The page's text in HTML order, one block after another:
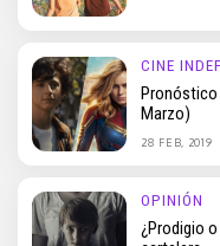
CINE
Pronóstico
Marzo)
28 FEB, 2019
OPINIÓN
¿Prodigio